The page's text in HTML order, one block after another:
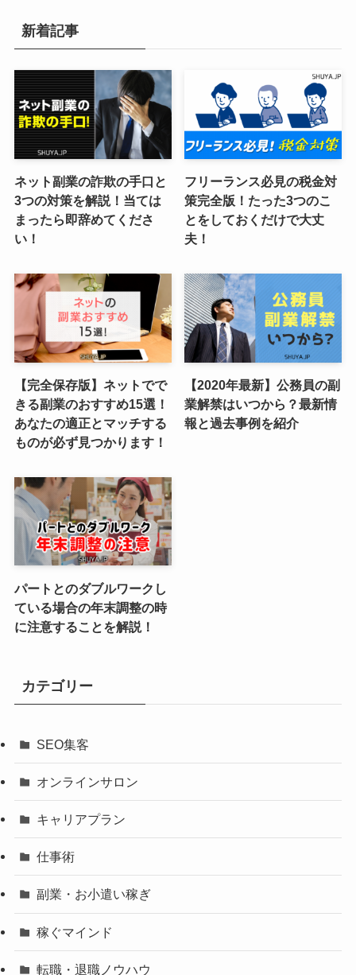
新着記事
ネット副業の詐欺の手口と
3つの対策を解説！当ては
まったら即辞めてくださ
い！
フリーランス必見の税金対
策完全版！たった3つのこ
とをしておくだけで大丈
夫！
【完全保存版】ネットでで
きる副業のおすすめ15選！
あなたの適正とマッチする
ものが必ず見つかります！
【2020年最新】公務員の副
業解禁はいつから？最新情
報と過去事例を紹介
パートとのダブルワークし
ている場合の年末調整の時
に注意することを解説！
カテゴリー
SEO集客
オンラインサロン
キャリアプラン
仕事術
副業・お小遣い稼ぎ
稼ぐマインド
転職・退職ノウハウ